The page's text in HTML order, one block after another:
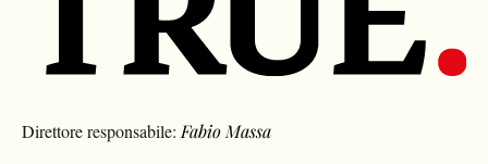
Direttore responsabile: Fabio Massa